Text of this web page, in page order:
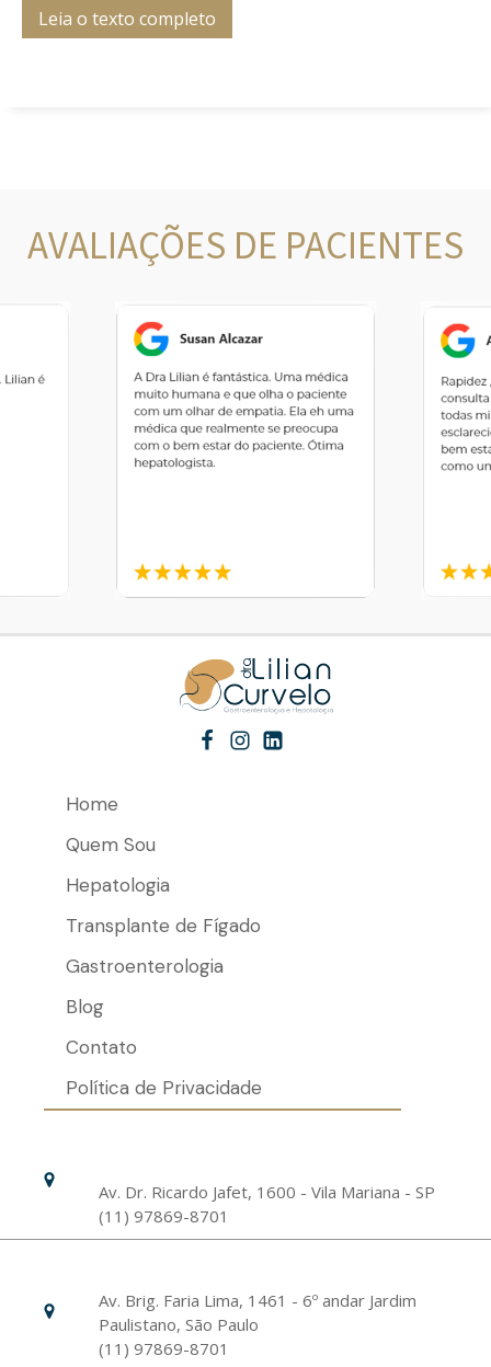
Leia o texto completo
AVALIAÇÕES DE PACIENTES
Home
Quem Sou
Hepatologia
Transplante de Fígado
Gastroenterologia
Blog
Contato
Política de Privacidade
Av. Dr. Ricardo Jafet, 1600 - Vila Mariana - SP
(11) 97869-8701
Av. Brig. Faria Lima, 1461 - 6º andar Jardim
Paulistano, São Paulo
(11) 97869-8701